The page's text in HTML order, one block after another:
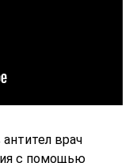
врач
с помощью